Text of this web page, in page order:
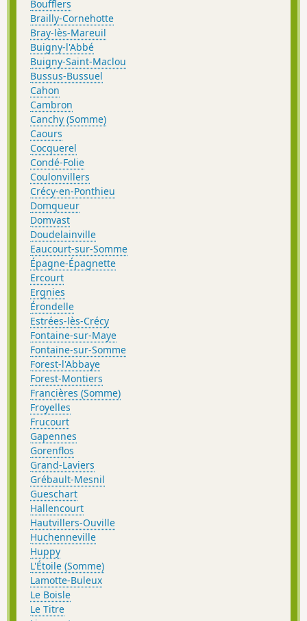
Boufflers
Brailly-Cornehotte
Bray-lès-Mareuil
Buigny-l'Abbé
Buigny-Saint-Maclou
Bussus-Bussuel
Cahon
Cambron
Canchy (Somme)
Caours
Cocquerel
Condé-Folie
Coulonvillers
Crécy-en-Ponthieu
Domqueur
Domvast
Doudelainville
Eaucourt-sur-Somme
Épagne-Épagnette
Ercourt
Ergnies
Érondelle
Estrées-lès-Crécy
Fontaine-sur-Maye
Fontaine-sur-Somme
Forest-l'Abbaye
Forest-Montiers
Francières (Somme)
Froyelles
Frucourt
Gapennes
Gorenflos
Grand-Laviers
Grébault-Mesnil
Gueschart
Hallencourt
Hautvillers-Ouville
Huchenneville
Huppy
L'Étoile (Somme)
Lamotte-Buleux
Le Boisle
Le Titre